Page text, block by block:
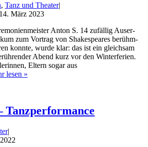
, Tanz und Theater
14. März 2023
Anton S. 14 zufäl­lig Aus­er­
zum Vor­trag von Shake­speares berühm­
konn­te, wur­de klar: das ist ein gleich­sam
Abend kurz vor den Win­ter­fe­ri­en.
Eltern sogar aus
lesen »
to
Be
Tanzperformance